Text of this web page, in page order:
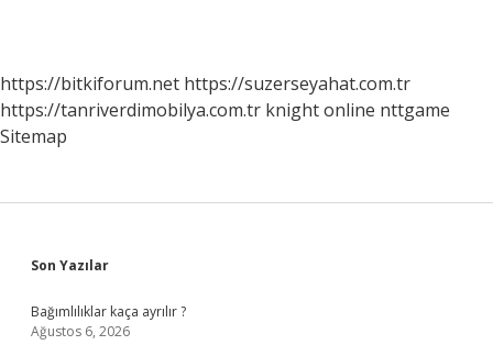
https://bitkiforum.net https://suzerseyahat.com.tr
https://tanriverdimobilya.com.tr knight online nttgame
Sitemap
Sidebar
Son Yazılar
Bağımlılıklar kaça ayrılır ?
Ağustos 6, 2026